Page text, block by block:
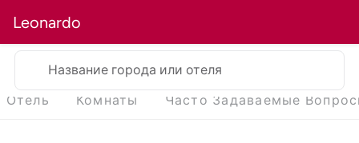
Leonardo
Название города или отеля
Отель Комнаты Часто Задаваемые